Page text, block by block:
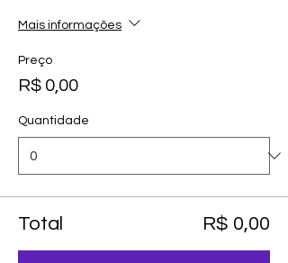
Mais informações
Preço
R$ 0,00
Quantidade
Total R$ 0,00